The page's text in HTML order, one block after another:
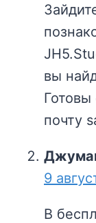
вы
Готовы
почту
9
В